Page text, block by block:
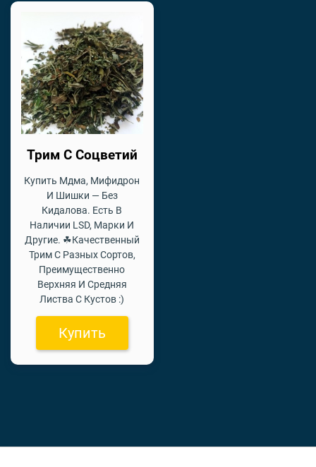
Трим С Соцветий
Купить Мдма, Мифидрон
И Шишки — Без
Кидалова. Есть В
Наличии LSD, Марки И
Другие. ☘Качественный
Трим С Разных Сортов,
Преимущественно
Верхняя И Средняя
Листва С Кустов :)
Купить